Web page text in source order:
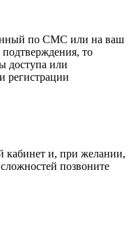
по СМС или на ваш
то
доступа или
регистрации
кабинет и, при желании,
позвоните